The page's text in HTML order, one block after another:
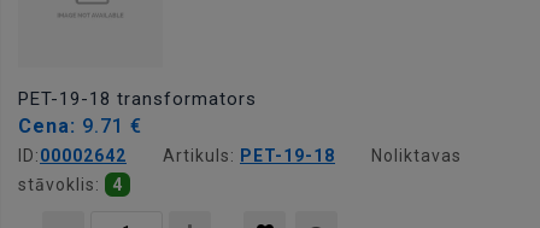
PET-19-18 transformators
Cena: 9.71 €
ID:00002642 Artikuls: PET-19-18
Noliktavas
stāvoklis:
4